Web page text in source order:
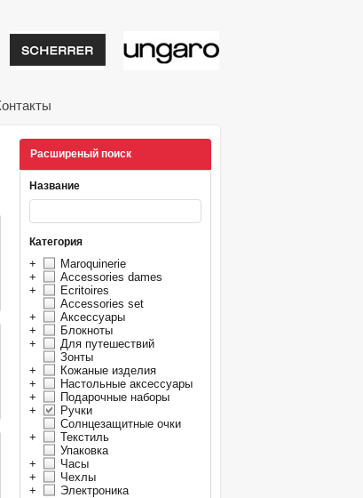
подарки от
Расширеный поиск
Название
Категория
+
Maroquinerie
+
Accessories dames
+
Ecritoires
Accessories set
+
Аксессуары
+
Блокноты
+
Для путешествий
Зонты
+
Кожаные изделия
+
Настольные аксессуары
+
Подарочные наборы
+
Ручки
Солнцезащитные очки
+
Текстиль
Упаковка
+
Часы
+
Чехлы
+
Электроника